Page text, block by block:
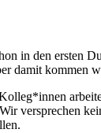
in den ersten
damit kommen
versprechen